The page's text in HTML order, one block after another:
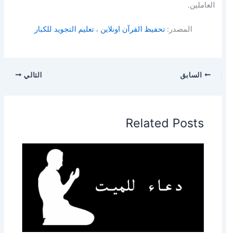
العاملين.
المصدر:تحفيظ القرآن اونلاين ،تعليم التجويد للكبار
السابق التالي
Related Posts